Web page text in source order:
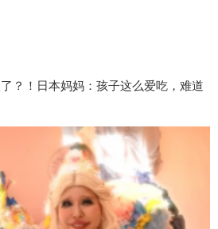
？！日本妈妈：孩子这么爱吃，难道